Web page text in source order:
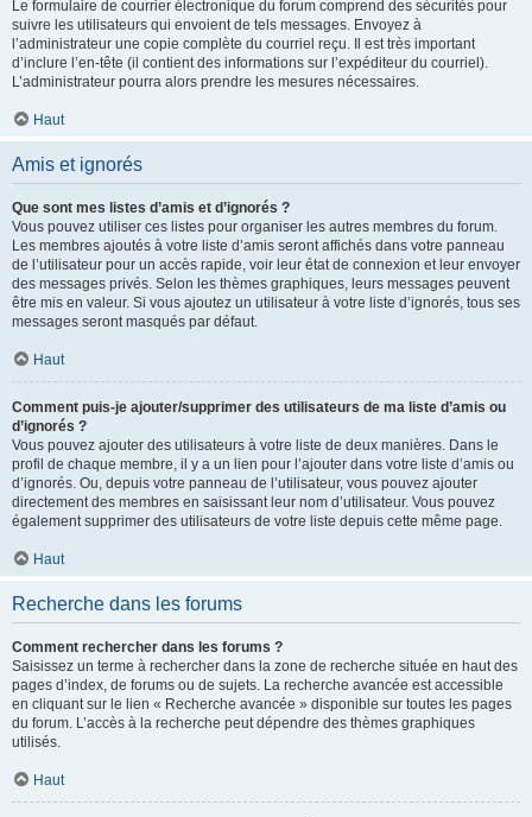
Le formulaire de courrier électronique du forum comprend des sécurités pour
suivre les utilisateurs qui envoient de tels messages. Envoyez à
l’administrateur une copie complète du courriel reçu. Il est très important
d’inclure l’en-tête (il contient des informations sur l’expéditeur du courriel).
L’administrateur pourra alors prendre les mesures nécessaires.
Haut
Amis et ignorés
Que sont mes listes d’amis et d’ignorés ?
Vous pouvez utiliser ces listes pour organiser les autres membres du forum.
Les membres ajoutés à votre liste d’amis seront affichés dans votre panneau
de l’utilisateur pour un accès rapide, voir leur état de connexion et leur envoyer
des messages privés. Selon les thèmes graphiques, leurs messages peuvent
être mis en valeur. Si vous ajoutez un utilisateur à votre liste d’ignorés, tous ses
messages seront masqués par défaut.
Haut
Comment puis-je ajouter/supprimer des utilisateurs de ma liste d’amis ou
d’ignorés ?
Vous pouvez ajouter des utilisateurs à votre liste de deux manières. Dans le
profil de chaque membre, il y a un lien pour l’ajouter dans votre liste d’amis ou
d’ignorés. Ou, depuis votre panneau de l’utilisateur, vous pouvez ajouter
directement des membres en saisissant leur nom d’utilisateur. Vous pouvez
également supprimer des utilisateurs de votre liste depuis cette même page.
Haut
Recherche dans les forums
Comment rechercher dans les forums ?
Saisissez un terme à rechercher dans la zone de recherche située en haut des
pages d’index, de forums ou de sujets. La recherche avancée est accessible
en cliquant sur le lien « Recherche avancée » disponible sur toutes les pages
du forum. L’accès à la recherche peut dépendre des thèmes graphiques
utilisés.
Haut